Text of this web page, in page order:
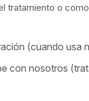
tratamiento o
(cuando usa
con nosotros